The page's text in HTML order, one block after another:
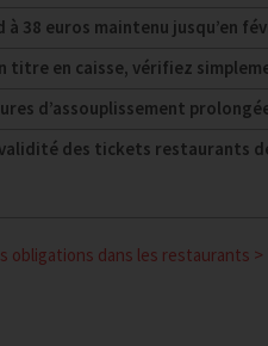
38 euros maintenu jusqu’en
titre en caisse, vérifiez
d’assouplissement
des tickets restaurants
obligations dans les restaurants >